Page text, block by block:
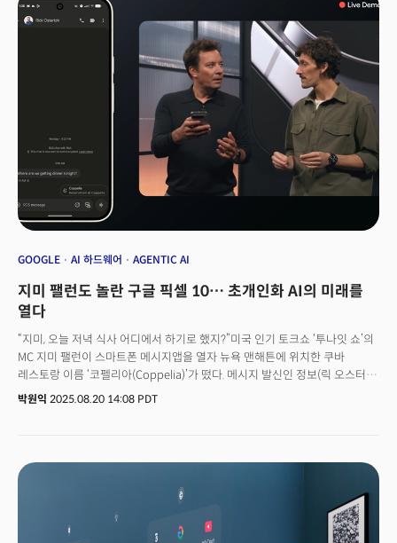
Antigravity) 2.0’, 삼성전자와 협업한 AI 기반 스마트 안경, 에이전트 기능을
추가한 25년 만의 대규모 검색창 개편도 포함됐다. 단순히 질문에 답하는
도구에서 벗어나 AI가 이용자를 대신해 복잡한 작업을 자율적으로 수행하는
에이전틱 AI로의 진화가 이번 구글 I/O 발표를 관통하는 핵심 주제다. 2016년
AI 퍼스트 전환을 선언한 구글이 10년이 지난 올해 ‘에이전틱 AI 올인’을 외친
GOOGLE AI 하드웨어 AGENTIC AI
지미 팰런도 놀란 구글 픽셀 10… 초개인화 AI의 미래를
열다
“지미, 오늘 저녁 식사 어디에서 하기로 했지?”미국 인기 토크쇼 ‘투나잇 쇼’의
MC 지미 팰런이 스마트폰 메시지앱을 열자 뉴욕 맨해튼에 위치한 쿠바
레스토랑 이름 ‘코펠리아(Coppelia)’가 떴다. 메시지 발신인 정보(릭 오스터로
구글 하드웨어 수석부사장), 메시지 수신 날짜 및 시각, 레스토랑 예약 확인
스마트폰 ‘픽셀 10 프로(Pixel 10 Pro)’에 새롭게 적용된 ‘매직 큐(Magic
Cue)’ 기능이 이런 작업을 가능하게 했다. 구글이 이날 오후 뉴욕
브루클린에서 진행한 ‘메이드 바이 구글(Made by Google)’ 행사는 단순한
제품 출시 행사를 넘어 AI 디바이스의 미래를 보여준 이벤트였다. 핵심은
기술이 사용자 요구에 반응(reactive)하는 단계를 넘어 사용자의 필요를 미리
박원익 2025.08.20 14:08 PDT